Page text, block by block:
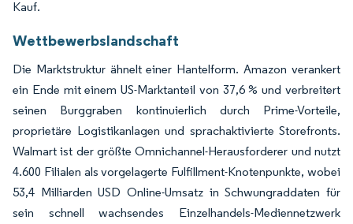
Kauf.
Wettbewerbslandschaft
Die Marktstruktur ähnelt einer Hantelform. Amazon verankert
ein Ende mit einem US-Marktanteil von 37,6 % und verbreitert
seinen Burggraben kontinuierlich durch Prime-Vorteile,
proprietäre Logistikanlagen und sprachaktivierte Storefronts.
Walmart ist der größte Omnichannel-Herausforderer und nutzt
4.600 Filialen als vorgelagerte Fulfillment-Knotenpunkte, wobei
53,4 Milliarden USD Online-Umsatz in Schwungraddaten für
sein schnell wachsendes Einzelhandels-Mediennetzwerk